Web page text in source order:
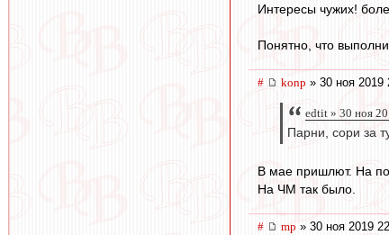
Интересы чужих!
Понятно, что
# konp » 30 ноя 2019
edtit » 30 ноя
Парни, сори за
В мае пришлют. На
На ЧМ так было.
# mp » 30 ноя 2019